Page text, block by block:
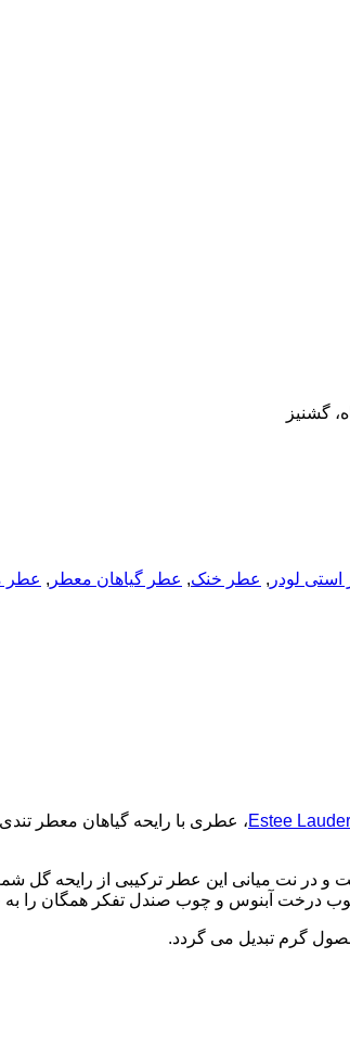
گشنیز
لودر , عطر خنک, عطر گیاهان معطر , عطر
Estee Lauder، عطری با رایحه گیاهان معطر
در نت میانی این عطر ترکیبی از رایحه گل
درخت آبنوس و چوب صندل تفکر همگان را به
گرم تبدیل می گردد.